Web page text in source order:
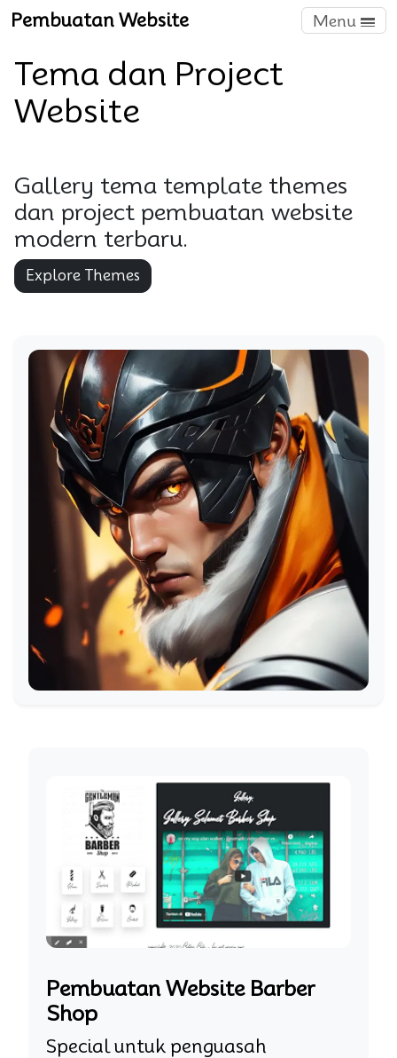
Pembuatan Website Menu
Tema dan Project
Website
Gallery tema template themes
dan project pembuatan website
modern terbaru.
Explore Themes
Pembuatan Website Barber
Shop
Special untuk penguasah